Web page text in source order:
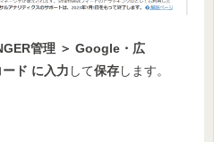
管理 ＞ Google・広
ド に入力 して保存します。